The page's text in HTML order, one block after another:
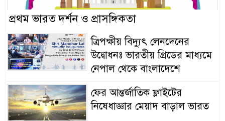
ভাড়া কার্যকর
কুষ্টিয়ায় এবার সামাজিক প্রতিবন্ধী
কেন্দ্র থেকে তরুণীর পলায়ন
৪৩
বোয়ালমারীতে তদন্তে
চেয়ারম্যানের বিরুদ্ধে করা চাল
আত্মসাতের অভিযোগের সত্যতা
৪৪
প্রথম ভারত দর্শন ও প্রাসঙ্গিকতা
ত্রিপক্ষীয় বিদ্যুৎ লেনদেনের
উদ্বোধনঃ ভারতীয় গ্রিডের মাধ্যমে
নেপাল থেকে বাংলাদেশে
ফের আন্তর্জাতিক ফ্লাইটের
নিষেধাজ্ঞার মেয়াদ বাড়াল ভারত